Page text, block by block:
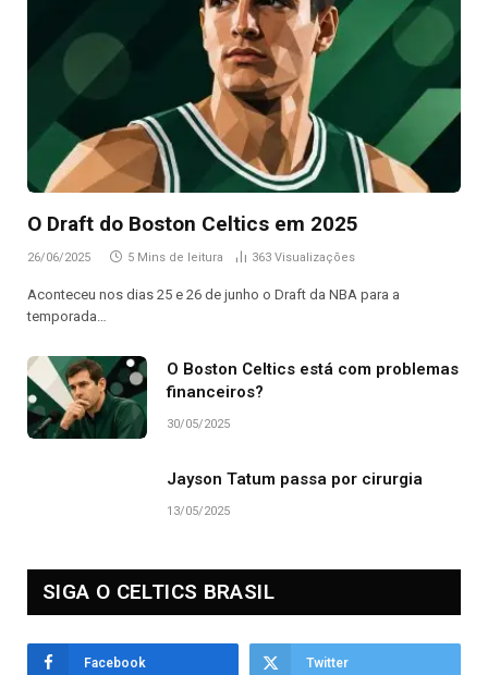
O Draft do Boston Celtics em 2025
26/06/2025 5 Mins de leitura 363 Visualizações
Aconteceu nos dias 25 e 26 de junho o Draft da NBA para a
temporada…
O Boston Celtics está com problemas
financeiros?
30/05/2025
Jayson Tatum passa por cirurgia
13/05/2025
SIGA O CELTICS BRASIL
Facebook Twitter